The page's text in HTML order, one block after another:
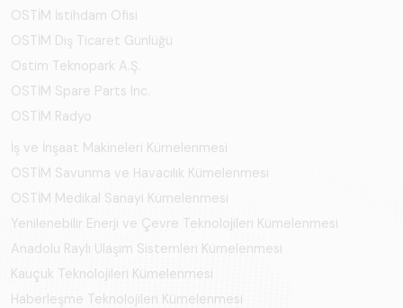
OSTİM İstihdam Ofisi
OSTİM Dış Ticaret Günlüğü
Ostim Teknopark A.Ş.
OSTİM Spare Parts Inc.
OSTİM Radyo
İş ve İnşaat Makineleri Kümelenmesi
OSTİM Savunma ve Havacılık Kümelenmesi
OSTİM Medikal Sanayi Kümelenmesi
Yenilenebilir Enerji ve Çevre Teknolojileri Kümelenmesi
Anadolu Raylı Ulaşım Sistemleri Kümelenmesi
Kauçuk Teknolojileri Kümelenmesi
Haberleşme Teknolojileri Kümelenmesi